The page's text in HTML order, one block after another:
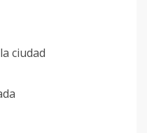
ciudad